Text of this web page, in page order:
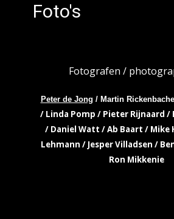
Foto's
Fotografen /
Peter de Jong / Martin
/ Linda Pomp / Pieter Rijnaard /
/ Daniel Watt / Ab Baart / Mike
Lehmann / Jesper Villadsen /
Ron Mikkenie